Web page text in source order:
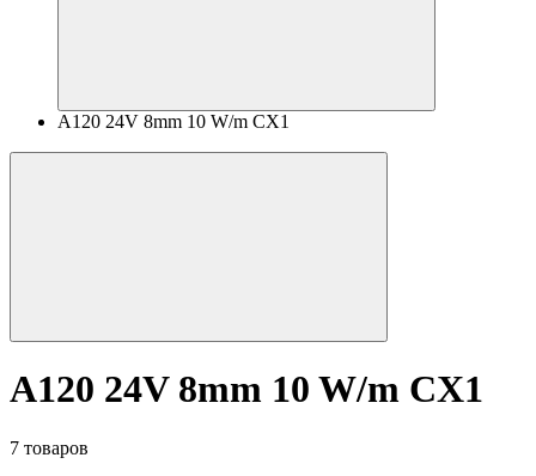
A120 24V 8mm 10 W/m CX1
A120 24V 8mm 10 W/m CX1
7 товаров